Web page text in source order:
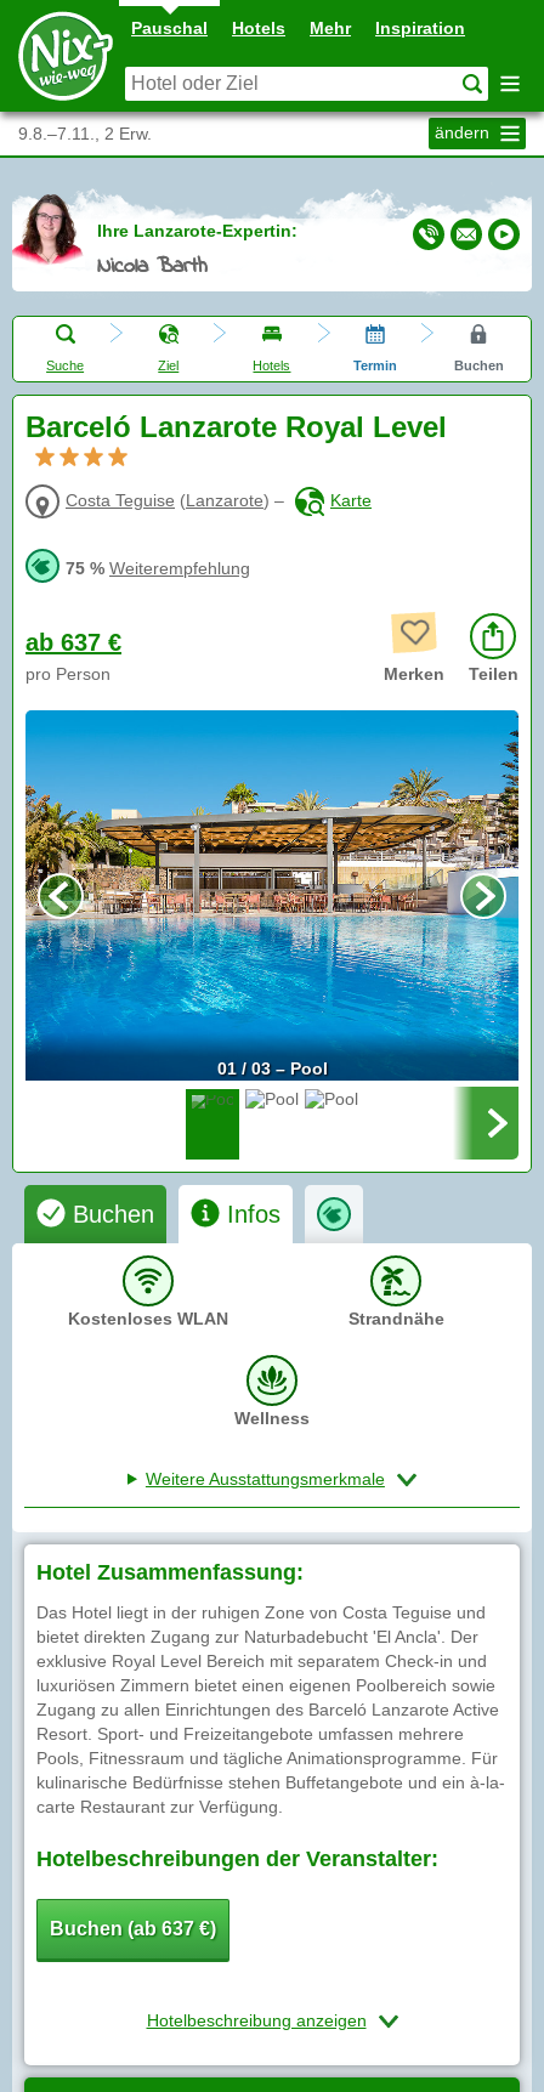
Pauschal Hotels Mehr Inspiration
9.8.–7.11., 2 Erw. ändern
Ihre Lanzarote-Expertin:
Nicola Barth
Suche Ziel Hotels Termin Buchen
Barceló Lanzarote Royal Level
Costa Teguise (Lanzarote) – Karte
75 % Weiterempfehlung
ab 637 €
pro Person Merken Teilen
01 / 03 – Pool
Buchen Infos
Kostenloses WLAN Strandnähe
Wellness
Weitere Ausstattungsmerkmale
Hotel Zusammenfassung:
Das Hotel liegt in der ruhigen Zone von Costa Teguise und
bietet direkten Zugang zur Naturbadebucht 'El Ancla'. Der
exklusive Royal Level Bereich mit separatem Check-in und
luxuriösen Zimmern bietet einen eigenen Poolbereich sowie
Zugang zu allen Einrichtungen des Barceló Lanzarote Active
Resort. Sport- und Freizeitangebote umfassen mehrere
Pools, Fitnessraum und tägliche Animationsprogramme. Für
kulinarische Bedürfnisse stehen Buffetangebote und ein à-la-
carte Restaurant zur Verfügung.
Hotelbeschreibungen der Veranstalter:
Buchen (ab 637 €)
Hotelbeschreibung anzeigen